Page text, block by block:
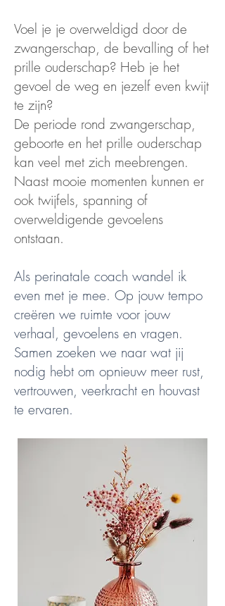
Voel je je overweldigd door de
zwangerschap, de bevalling of het
prille ouderschap? Heb je het
gevoel de weg en jezelf even kwijt
te zijn?
De periode rond zwangerschap,
geboorte en het prille ouderschap
kan veel met zich meebrengen.
Naast mooie momenten kunnen er
ook twijfels, spanning of
overweldigende gevoelens
ontstaan.
Als perinatale coach wandel ik
even met je mee. Op jouw tempo
creëren we ruimte voor jouw
verhaal, gevoelens en vragen.
Samen zoeken we naar wat jij
nodig hebt om opnieuw meer rust,
vertrouwen, veerkracht en houvast
te ervaren.